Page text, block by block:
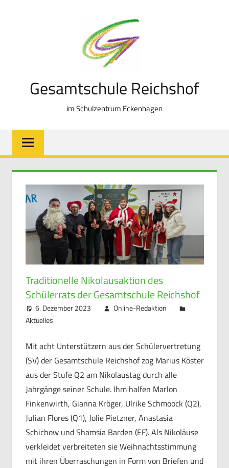
Gesamtschule Reichshof
im Schulzentrum Eckenhagen
Traditionelle Nikolausaktion des
Schülerrats der Gesamtschule Reichshof
6. Dezember 2023
Online-Redaktion
Aktuelles
Mit acht Unterstützern aus der Schülervertretung
(SV) der Gesamtschule Reichshof zog Marius Köster
aus der Stufe Q2 am Nikolaustag durch alle
Jahrgänge seiner Schule. Ihm halfen Marlon
Finkenwirth, Gianna Kröger, Ulrike Schmoock (Q2),
Julian Flores (Q1), Jolie Pietzner, Anastasia
Schichow und Shamsia Barden (EF). Als Nikoläuse
verkleidet verbreiteten sie Weihnachtsstimmung
mit ihren Überraschungen in Form von Briefen und